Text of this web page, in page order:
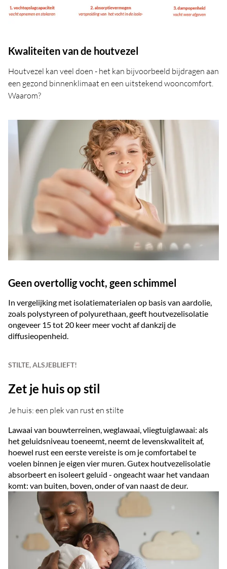
Kwaliteiten van de houtvezel
Houtvezel kan veel doen - het kan bijvoorbeeld bijdragen aan
een gezond binnenklimaat en een uitstekend wooncomfort.
Waarom?
Geen overtollig vocht, geen schimmel
In vergelijking met isolatiematerialen op basis van aardolie,
zoals polystyreen of polyurethaan, geeft houtvezelisolatie
ongeveer 15 tot 20 keer meer vocht af dankzij de
diffusieopenheid.
STILTE, ALSJEBLIEFT!
Zet je huis op stil
Je huis: een plek van rust en stilte
Lawaai van bouwterreinen, weglawaai, vliegtuiglawaai: als
het geluidsniveau toeneemt, neemt de levenskwaliteit af,
hoewel rust een eerste vereiste is om je comfortabel te
voelen binnen je eigen vier muren. Gutex houtvezelisolatie
absorbeert en isoleert geluid - ongeacht waar het vandaan
komt: van buiten, boven, onder of van naast de deur.